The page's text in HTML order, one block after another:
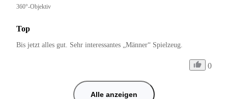
360°-Objektiv
Top
0
Alle anzeigen